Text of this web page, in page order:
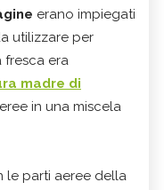
erano impiegati
utilizzare per
fresca era
madre di
in una miscela
le parti aeree della